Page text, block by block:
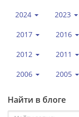
2024 2023
2017 2016
2012 2011
2006 2005
Найти в блоге